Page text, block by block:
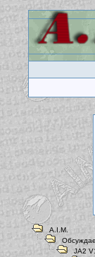
A.I.M.
JA2